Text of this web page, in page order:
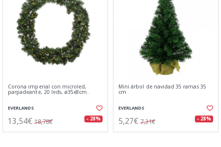
Corona imperial con microled,
parpadeante, 20 leds, ø35x8cm.
EVERLANDS
13,54€ 18,78€ - 28%
Mini árbol de navidad 35 ramas 35
cm
EVERLANDS
5,27€ 7,31€ - 28%